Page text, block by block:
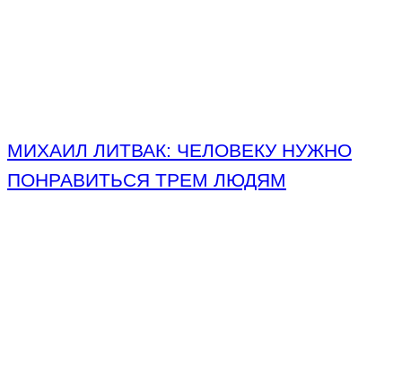
МИХАИЛ ЛИТВАК: ЧЕЛОВЕКУ НУЖНО
ПОНРАВИТЬСЯ ТРЕМ ЛЮДЯМ